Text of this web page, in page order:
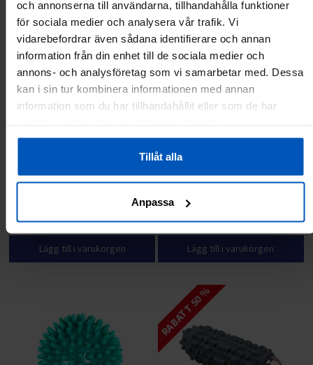
och annonserna till användarna, tillhandahålla funktioner
för sociala medier och analysera vår trafik. Vi
vidarebefordrar även sådana identifierare och annan
information från din enhet till de sociala medier och
annons- och analysföretag som vi samarbetar med. Dessa
kan i sin tur kombinera informationen med annan
information som du har tillhandahållit eller som de har
Tillåt alla
Anpassa
RABATT 20 %
FitNord
Lägg till i varukorgen
RABATT 14 %
FitNord
59 kr69 kr
Lägg till i varukorgen
RABATT 50 %